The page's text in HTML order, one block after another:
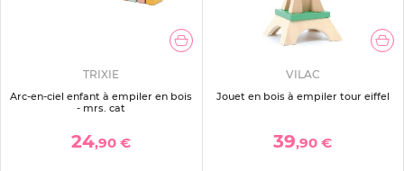
TRIXIE
Arc-en-ciel enfant à empiler en bois
- mrs. cat
24,90 €
VILAC
Jouet en bois à empiler tour eiffel
39,90 €